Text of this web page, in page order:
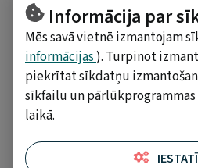
Informācija par
Mēs savā vietnē izmantojam
informācijas). Turpinot
piekrītat sīkdatņu
sīkfailu un
laikā.